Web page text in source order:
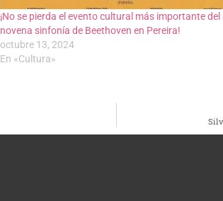
¡No se pierda el evento cultural más importante del
novena sinfonía de Beethoven en Pereira!
octubre 13, 2024
En «Cultura»